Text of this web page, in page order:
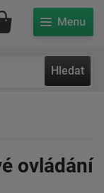
Hledat
Můj účet
ovládání